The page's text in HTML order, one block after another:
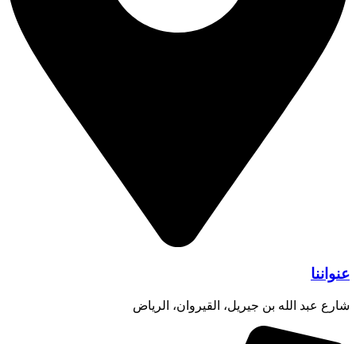
عنواننا
شارع عبد الله بن جيريل، القيروان، الرياض